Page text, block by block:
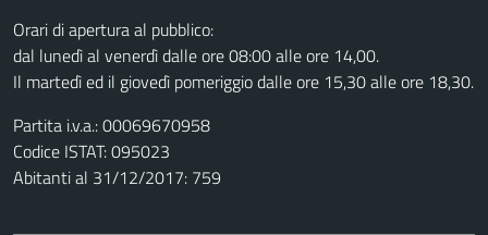
Orari di apertura al pubblico:
dal lunedì al venerdì dalle ore 08:00 alle ore 14,00.
Il martedì ed il giovedì pomeriggio dalle ore 15,30 alle ore 18,30.
Partita i.v.a.: 00069670958
Codice ISTAT: 095023
Abitanti al 31/12/2017: 759